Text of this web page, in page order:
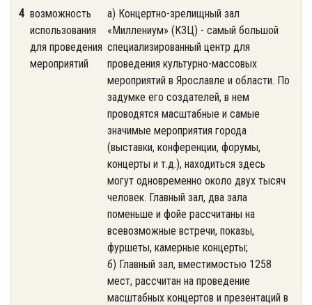
4 возможность
использования
для проведения
мероприятий
а) Концертно-зрелищный зал
«Миллениум» (КЗЦ) - самый большой
специализированный центр для
проведения культурно-массовых
мероприятий в Ярославле и области. По
задумке его создателей, в нем
проводятся масштабные и самые
значимые мероприятия города
(выставки, конференции, форумы,
концерты и т.д.), находиться здесь
могут одновременно около двух тысяч
человек. Главный зал, два зала
поменьше и фойе рассчитаны на
всевозможные встречи, показы,
фуршеты, камерные концерты;
б) Главный зал, вместимостью 1258
мест, рассчитан на проведение
масштабных концертов и презентаций в